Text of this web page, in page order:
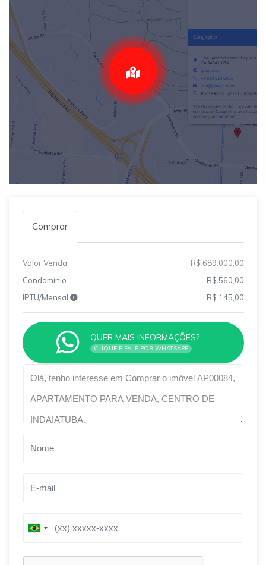
Comprar
Valor Venda
R$ 689.000,00
Condomínio
R$ 560,00
IPTU/Mensal
R$ 145,00
QUER MAIS INFORMAÇÕES?
CLIQUE E FALE POR WHATSAPP
B